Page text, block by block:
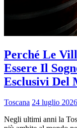
Perché Le
Essere Il
Esclusivi Del
Toscana 24 luglio 2026
Negli ultimi anni la